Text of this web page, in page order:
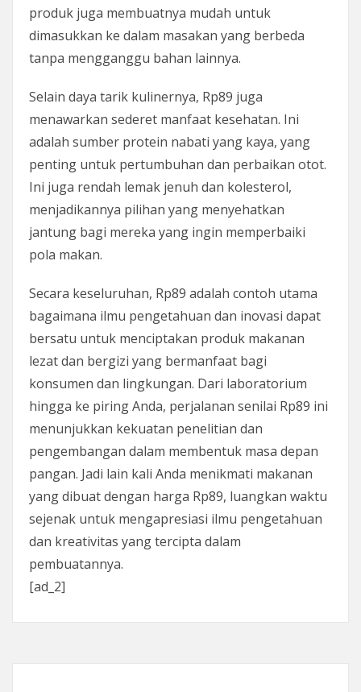
produk juga membuatnya mudah untuk
dimasukkan ke dalam masakan yang berbeda
tanpa mengganggu bahan lainnya.
Selain daya tarik kulinernya, Rp89 juga
menawarkan sederet manfaat kesehatan. Ini
adalah sumber protein nabati yang kaya, yang
penting untuk pertumbuhan dan perbaikan otot.
Ini juga rendah lemak jenuh dan kolesterol,
menjadikannya pilihan yang menyehatkan
jantung bagi mereka yang ingin memperbaiki
pola makan.
Secara keseluruhan, Rp89 adalah contoh utama
bagaimana ilmu pengetahuan dan inovasi dapat
bersatu untuk menciptakan produk makanan
lezat dan bergizi yang bermanfaat bagi
konsumen dan lingkungan. Dari laboratorium
hingga ke piring Anda, perjalanan senilai Rp89 ini
menunjukkan kekuatan penelitian dan
pengembangan dalam membentuk masa depan
pangan. Jadi lain kali Anda menikmati makanan
yang dibuat dengan harga Rp89, luangkan waktu
sejenak untuk mengapresiasi ilmu pengetahuan
dan kreativitas yang tercipta dalam
pembuatannya.
[ad_2]